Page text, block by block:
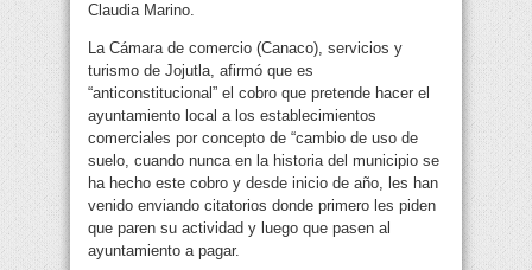
Claudia Marino.
La Cámara de comercio (Canaco), servicios y
turismo de Jojutla, afirmó que es
“anticonstitucional” el cobro que pretende hacer el
ayuntamiento local a los establecimientos
comerciales por concepto de “cambio de uso de
suelo, cuando nunca en la historia del municipio se
ha hecho este cobro y desde inicio de año, les han
venido enviando citatorios donde primero les piden
que paren su actividad y luego que pasen al
ayuntamiento a pagar.